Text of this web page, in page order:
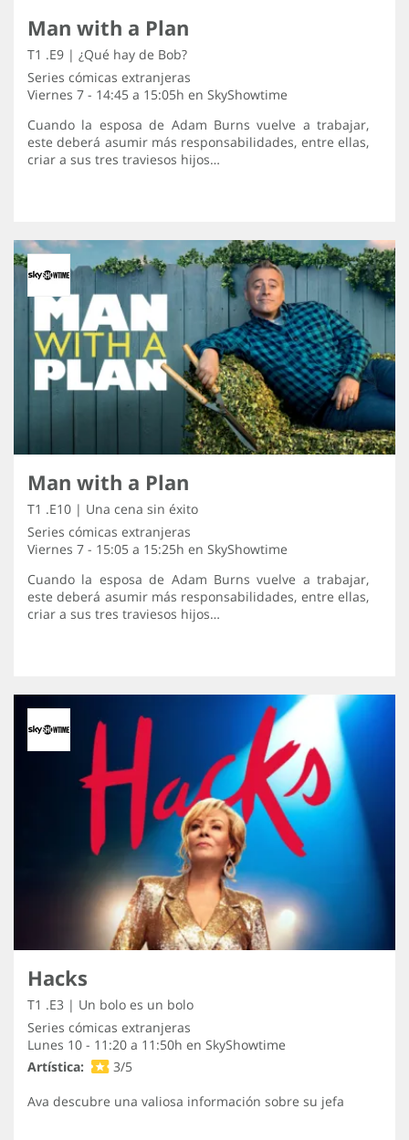
Man with a Plan
T1 .E9 | ¿Qué hay de Bob?
Series cómicas extranjeras
Viernes 7 - 14:45 a 15:05h en SkyShowtime
Cuando la esposa de Adam Burns vuelve a trabajar,
este deberá asumir más responsabilidades, entre ellas,
criar a sus tres traviesos hijos…
Man with a Plan
T1 .E10 | Una cena sin éxito
Series cómicas extranjeras
Viernes 7 - 15:05 a 15:25h en SkyShowtime
Cuando la esposa de Adam Burns vuelve a trabajar,
este deberá asumir más responsabilidades, entre ellas,
criar a sus tres traviesos hijos…
Hacks
T1 .E3 | Un bolo es un bolo
Series cómicas extranjeras
Lunes 10 - 11:20 a 11:50h en SkyShowtime
Artística:
3/5
Ava descubre una valiosa información sobre su jefa